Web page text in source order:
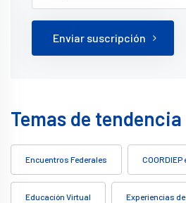
Enviar suscripción
Temas de tendencia
Encuentros Federales
Educación Virtual Experiencias